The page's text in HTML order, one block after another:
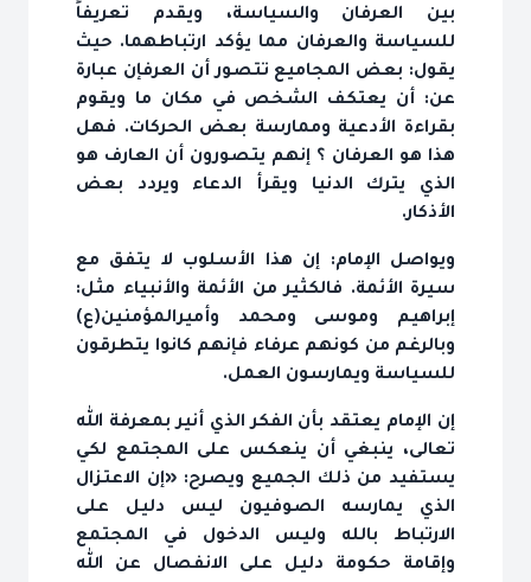
بين العرفان والسياسة، ويقدم تعريفاً
للسياسة والعرفان مما يؤكد ارتباطهما. حيث
يقول: بعض المجاميع تتصور أن العرفإن عبارة
عن: أن يعتكف الشخص في مكان ما ويقوم
بقراءة الأدعية وممارسة بعض الحركات. فهل
هذا هو العرفان ؟ إنهم يتصورون أن العارف هو
الذي يترك الدنيا ويقرأ الدعاء ويردد بعض
الأذكار.
ويواصل الإمام: إن هذا الأسلوب لا يتفق مع
سيرة الأئمة. فالكثير من الأئمة والأنبياء مثل:
إبراهيم وموسى ومحمد وأميرالمؤمنين(ع)
وبالرغم من كونهم عرفاء فإنهم كانوا يتطرقون
للسياسة ويمارسون العمل.
إن الإمام يعتقد بأن الفكر الذي أنير بمعرفة الله
تعالى، ينبغي أن ينعكس على المجتمع لكي
يستفيد من ذلك الجميع ويصرح: «إن الاعتزال
الذي يمارسه الصوفيون ليس دليل على
الارتباط بالله وليس الدخول في المجتمع
وإقامة حكومة دليل على الانفصال عن الله